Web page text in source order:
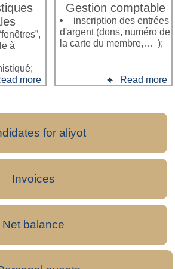
Gestion comptable
inscription des entrées
d'argent (dons, numéro de
la carte du membre,… );
Read more
à
more
for aliyot
Invoices
Net balance